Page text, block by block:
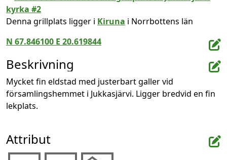
Denna grillplats ligger i Kiruna i Norrbottens län
N 67.846100 E 20.619844
Beskrivning
Mycket fin eldstad med justerbart galler vid
församlingshemmet i Jukkasjärvi. Ligger bredvid en fin
lekplats.
Attribut